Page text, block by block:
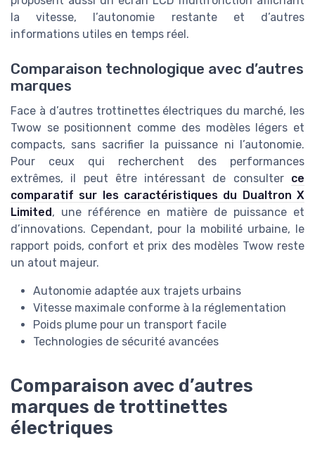
la vitesse, l’autonomie restante et d’autres
informations utiles en temps réel.
Comparaison technologique avec d’autres
marques
Face à d’autres trottinettes électriques du marché, les
Twow se positionnent comme des modèles légers et
compacts, sans sacrifier la puissance ni l’autonomie.
Pour ceux qui recherchent des performances
extrêmes, il peut être intéressant de consulter ce
comparatif sur les caractéristiques du Dualtron X
Limited, une référence en matière de puissance et
d’innovations. Cependant, pour la mobilité urbaine, le
rapport poids, confort et prix des modèles Twow reste
un atout majeur.
Autonomie adaptée aux trajets urbains
Vitesse maximale conforme à la réglementation
Poids plume pour un transport facile
Technologies de sécurité avancées
Comparaison avec d’autres
marques de trottinettes
électriques